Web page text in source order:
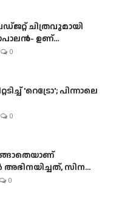
ചിത്രവുമായി
ഉണ്...
0
'റെട്രോ'; പിന്നാലെ
0
സിന...
0